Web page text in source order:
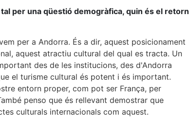
per una qüestió demogràfica, quin és el retorn
per a Andorra. És a dir, aquest posicionament
aquest atractiu cultural del qual es tracta. Un
des de les institucions, des d'Andorra
el turisme cultural és potent i és important.
entorn proper, com pot ser França, per
penso que és rellevant demostrar que
culturals internacionals com aquest.